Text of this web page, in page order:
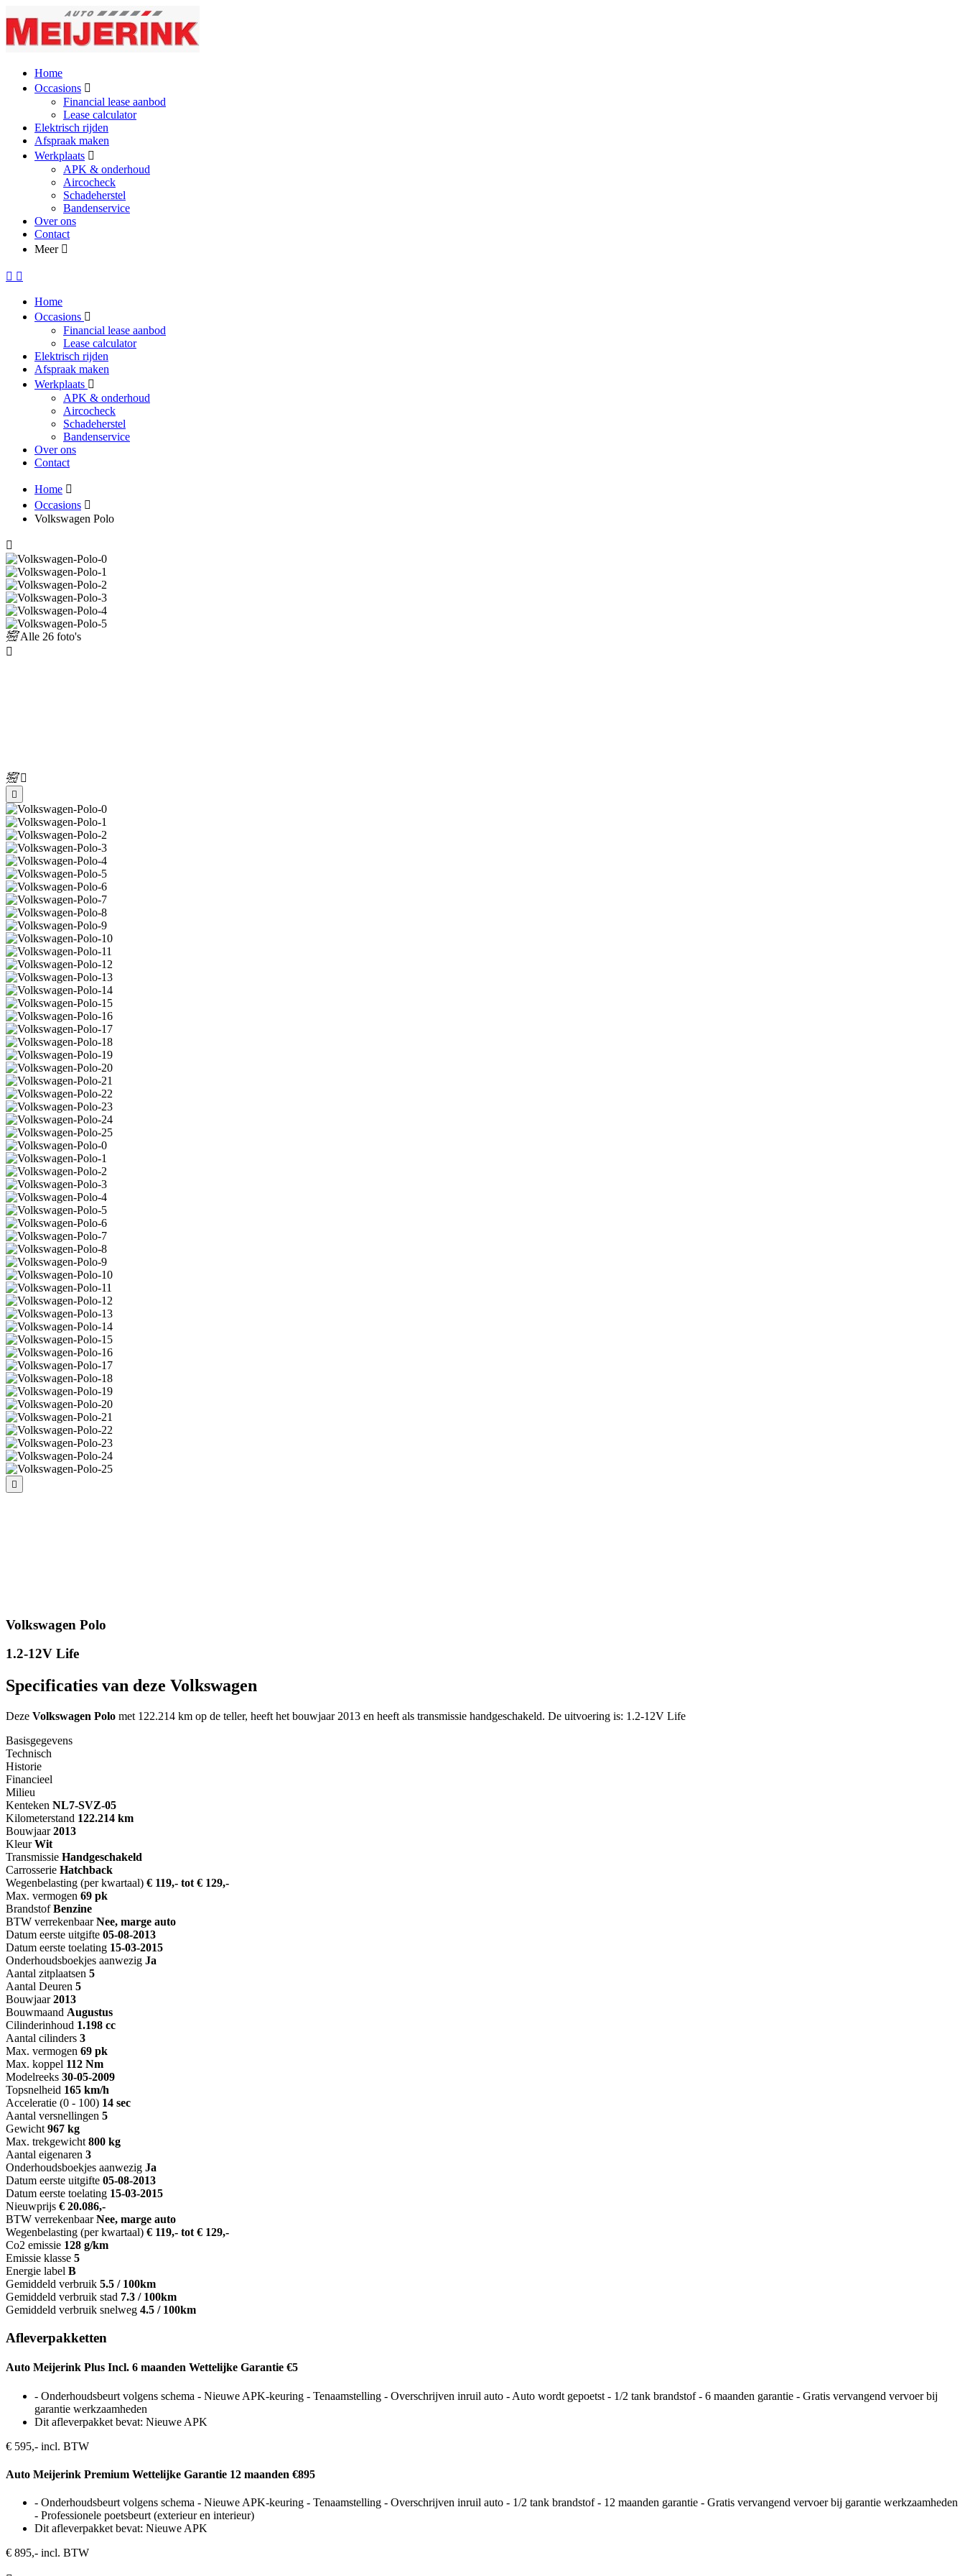
Home
Occasions
Financial lease aanbod
Lease calculator
Elektrisch rijden
Afspraak maken
Werkplaats
APK & onderhoud
Aircocheck
Schadeherstel
Bandenservice
Over ons
Contact
Meer
Home
Occasions
Financial lease aanbod
Lease calculator
Elektrisch rijden
Afspraak maken
Werkplaats
APK & onderhoud
Aircocheck
Schadeherstel
Bandenservice
Over ons
Contact
Home
Occasions
Volkswagen Polo
Alle 26 foto's
Volkswagen Polo
1.2-12V Life
Specificaties van deze Volkswagen
Deze Volkswagen Polo met 122.214 km op de teller, heeft het bouwjaar 2013 en heeft als transmissie handgeschakeld. De uitvoering is: 1.2-12V Life
Basisgegevens
Technisch
Historie
Financieel
Milieu
Kenteken NL7-SVZ-05
Kilometerstand 122.214 km
Bouwjaar 2013
Kleur Wit
Transmissie Handgeschakeld
Carrosserie Hatchback
Wegenbelasting (per kwartaal) € 119,- tot € 129,-
Max. vermogen 69 pk
Brandstof Benzine
BTW verrekenbaar Nee, marge auto
Datum eerste uitgifte 05-08-2013
Datum eerste toelating 15-03-2015
Onderhoudsboekjes aanwezig Ja
Aantal zitplaatsen 5
Aantal Deuren 5
Bouwjaar 2013
Bouwmaand Augustus
Cilinderinhoud 1.198 cc
Aantal cilinders 3
Max. vermogen 69 pk
Max. koppel 112 Nm
Modelreeks 30-05-2009
Topsnelheid 165 km/h
Acceleratie (0 - 100) 14 sec
Aantal versnellingen 5
Gewicht 967 kg
Max. trekgewicht 800 kg
Aantal eigenaren 3
Onderhoudsboekjes aanwezig Ja
Datum eerste uitgifte 05-08-2013
Datum eerste toelating 15-03-2015
Nieuwprijs € 20.086,-
BTW verrekenbaar Nee, marge auto
Wegenbelasting (per kwartaal) € 119,- tot € 129,-
Co2 emissie 128 g/km
Emissie klasse 5
Energie label B
Gemiddeld verbruik 5.5 / 100km
Gemiddeld verbruik stad 7.3 / 100km
Gemiddeld verbruik snelweg 4.5 / 100km
Afleverpakketten
Auto Meijerink Plus Incl. 6 maanden Wettelijke Garantie €5
- Onderhoudsbeurt volgens schema - Nieuwe APK-keuring - Tenaamstelling - Overschrijven inruil auto - Auto wordt gepoetst - 1/2 tank brandstof - 6 maanden garantie - Gratis vervangend vervoer bij
garantie werkzaamheden
Dit afleverpakket bevat: Nieuwe APK
€ 595,- incl. BTW
Auto Meijerink Premium Wettelijke Garantie 12 maanden €895
- Onderhoudsbeurt volgens schema - Nieuwe APK-keuring - Tenaamstelling - Overschrijven inruil auto - 1/2 tank brandstof - 12 maanden garantie - Gratis vervangend vervoer bij garantie werkzaamheden
- Professionele poetsbeurt (exterieur en interieur)
Dit afleverpakket bevat: Nieuwe APK
€ 895,- incl. BTW